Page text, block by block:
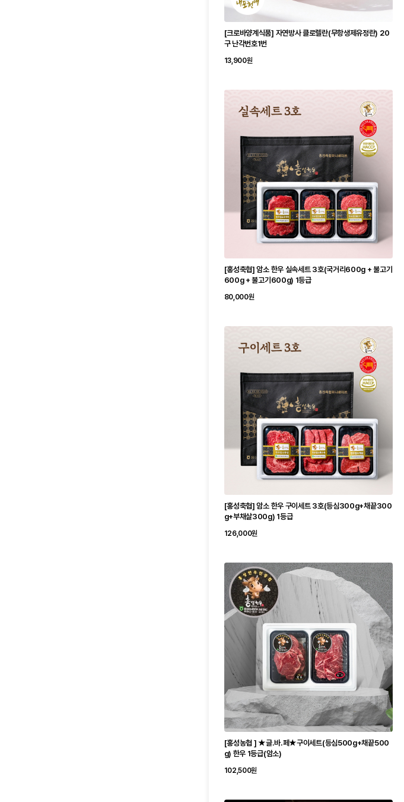
[크로바양계식품] 자연방사 클로렐란(무항생제유정란) 20
구 난각번호1번
13,900원
[홍성축협] 암소 한우 실속세트 3호(국거리600g + 불고기
600g + 불고기600g) 1등급
80,000원
[홍성축협] 암소 한우 구이세트 3호(등심300g+채끝300
g+부채살300g) 1등급
126,000원
[홍성농협 ] ★글.바.페★구이세트(등심500g+채끝500
g) 한우 1등급(암소)
102,500원